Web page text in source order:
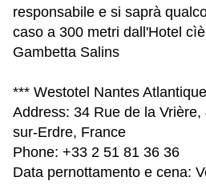
responsabile e si saprà
caso a 300 metri dall'Hotel
Gambetta Salins
*** Westotel Nantes
Address: 34 Rue de la
sur-Erdre, France
Phone: +33 2 51 81 36 36
Data pernottamento e cena: